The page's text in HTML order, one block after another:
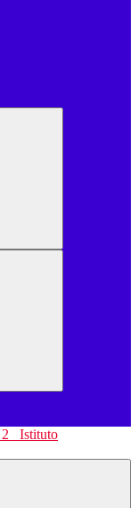
Istituto